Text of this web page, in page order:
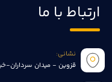
ارتباط با ما
نشانی:
قزوین - میدان سرداران-